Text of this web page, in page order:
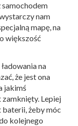
samochodem
nam
mapę, na
większość
na
że jest ona
jakimś
Lepiej
żeby móc
kolejnego